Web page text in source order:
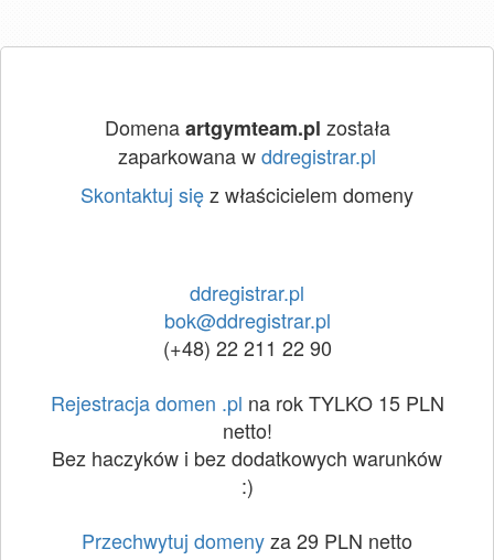
Domenaartgymteam.pl została
zaparkowana wddregistrar.pl
Skontaktuj sięz właścicielem domeny
ddregistrar.pl
bok@ddregistrar.pl
(+48) 22 211 22 90
Rejestracja domen .pl na rok TYLKO 15 PLN
netto!
Bez haczyków i bez dodatkowych warunków
:)
Przechwytuj domenyza 29 PLN netto